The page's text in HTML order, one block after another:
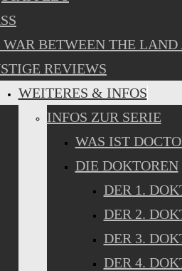
WAR BETWEEN THE LAND
REVIEWS
WEITERES & INFOS
INFOS ZUR SERIE
WAS IST
DIE DOKTOREN
DER 1.
DER 2.
DER 3.
DER 4.